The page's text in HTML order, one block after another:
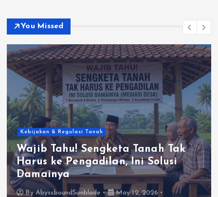
You Missed
Kebijakan & Regulasi Tanah
Wajib Tahu! Sengketa Tanah Tak
Harus ke Pengadilan, Ini Solusi
Damainya
By AbyssboundSunblade
May 12, 2026